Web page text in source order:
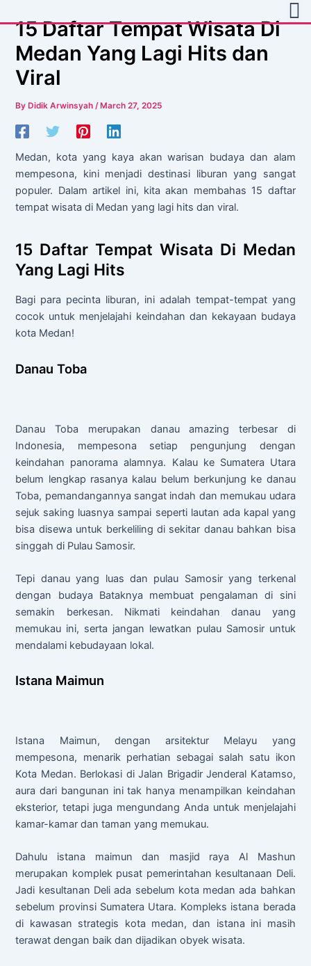
to
content
15 Daftar Tempat Wisata Di
Medan Yang Lagi Hits dan
Viral
ByDidik Arwinsyah /March 27, 2025
Medan, kota yang kaya akan warisan budaya dan alam
mempesona, kini menjadi destinasi liburan yang sangat
populer. Dalam artikel ini, kita akan membahas 15 daftar
tempat wisata di Medan yang lagi hits dan viral.
15 Daftar Tempat Wisata Di Medan
Yang Lagi Hits
Bagi para pecinta liburan, ini adalah tempat-tempat yang
cocok untuk menjelajahi keindahan dan kekayaan budaya
kota Medan!
Danau Toba
Danau Toba merupakan danau amazing terbesar di
Indonesia, mempesona setiap pengunjung dengan
keindahan panorama alamnya. Kalau ke Sumatera Utara
belum lengkap rasanya kalau belum berkunjung ke danau
Toba, pemandangannya sangat indah dan memukau udara
sejuk saking luasnya sampai seperti lautan ada kapal yang
bisa disewa untuk berkeliling di sekitar danau bahkan bisa
singgah di Pulau Samosir.
Tepi danau yang luas dan pulau Samosir yang terkenal
dengan budaya Bataknya membuat pengalaman di sini
semakin berkesan. Nikmati keindahan danau yang
memukau ini, serta jangan lewatkan pulau Samosir untuk
mendalami kebudayaan lokal.
Istana Maimun
Istana Maimun, dengan arsitektur Melayu yang
mempesona, menarik perhatian sebagai salah satu ikon
Kota Medan. Berlokasi di Jalan Brigadir Jenderal Katamso,
aura dari bangunan ini tak hanya menampilkan keindahan
eksterior, tetapi juga mengundang Anda untuk menjelajahi
kamar-kamar dan taman yang memukau.
Dahulu istana maimun dan masjid raya Al Mashun
merupakan komplek pusat pemerintahan kesultanaan Deli.
Jadi kesultanan Deli ada sebelum kota medan ada bahkan
sebelum provinsi Sumatera Utara. Kompleks istana berada
di kawasan strategis kota medan, dan istana ini masih
terawat dengan baik dan dijadikan obyek wisata.
navigation